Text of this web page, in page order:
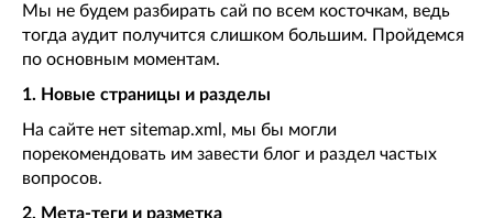
Мы не будем разбирать сай по всем косточкам, ведь
тогда аудит получится слишком большим. Пройдемся
по основным моментам.
1. Новые страницы и разделы
На сайте нет sitemap.xml, мы бы могли
порекомендовать им завести блог и раздел частых
вопросов.
2. Мета-теги и разметка